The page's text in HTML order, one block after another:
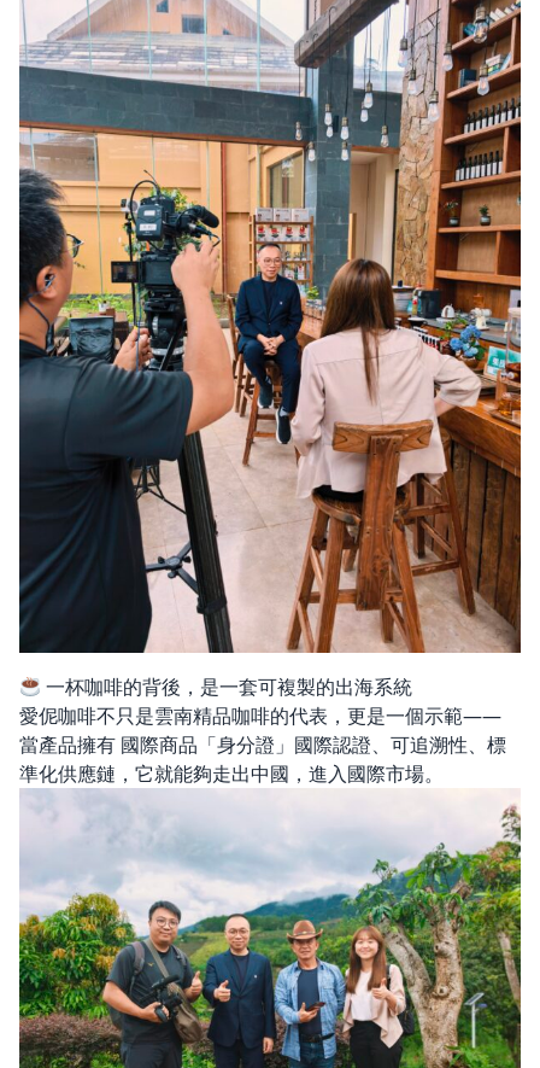
一杯咖啡的背後，是一套可複製的出海系統
愛伲咖啡不只是雲南精品咖啡的代表，更是一個示範——
當產品擁有 國際商品「身分證」國際認證、可追溯性、標
準化供應鏈，它就能夠走出中國，進入國際市場。